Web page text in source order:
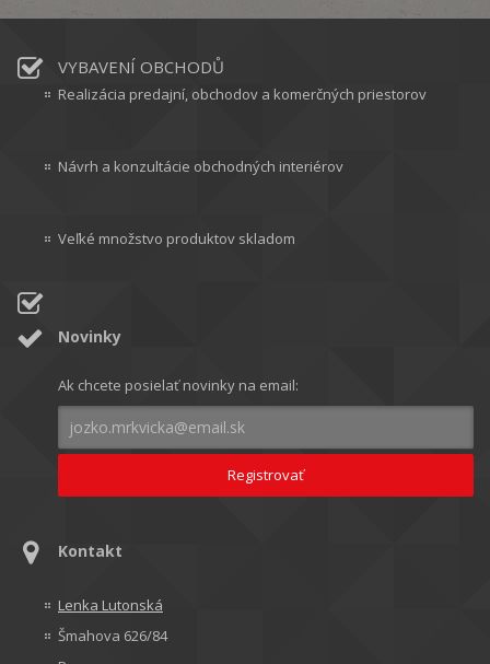
VYBAVENÍ OBCHODŮ
Realizácia predajní, obchodov a komerčných priestorov
Návrh a konzultácie obchodných interiérov
Veľké množstvo produktov skladom
Novinky
Ak chcete posielať novinky na email:
Kontakt
Lenka Lutonská
Šmahova 626/84